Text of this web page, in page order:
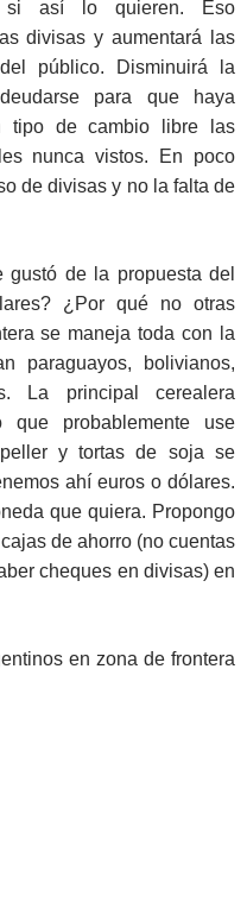
si así lo quieren. Eso
divisas y aumentará las
público. Disminuirá la
para que haya
tipo de cambio libre las
nunca vistos. En poco
de divisas y no la falta de
gustó de la propuesta del
¿Por qué no otras
se maneja toda con la
paraguayos, bolivianos,
La principal cerealera
probablemente use
y tortas de soja se
ahí euros o dólares.
que quiera. Propongo
de ahorro (no cuentas
cheques en divisas) en
en zona de frontera